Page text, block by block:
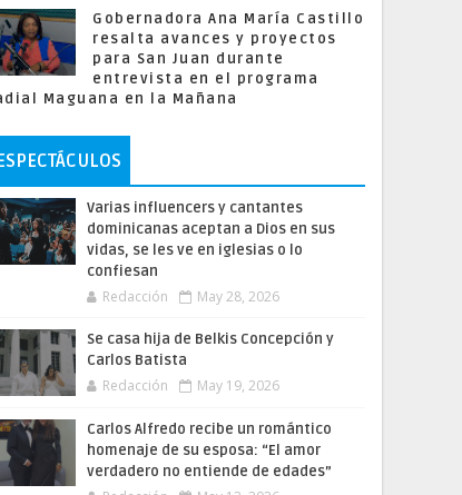
Gobernadora Ana María Castillo
resalta avances y proyectos
para San Juan durante
entrevista en el programa
Maguana en la Mañana
Varias influencers y cantantes
dominicanas aceptan a Dios en sus
vidas, se les ve en iglesias o lo
confiesan
Redacción May 28, 2026
Se casa hija de Belkis Concepción y
Carlos Batista
Redacción May 19, 2026
Carlos Alfredo recibe un romántico
homenaje de su esposa: “El amor
verdadero no entiende de edades”